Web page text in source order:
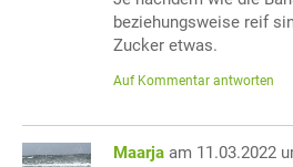
beziehungsweise reif
Zucker etwas.
Auf Kommentar antworten
Maarja am 11.03.2022